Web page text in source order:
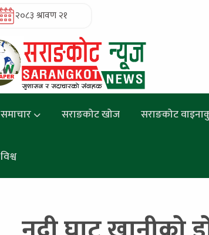
२०८३ श्रावण २१
समाचार सराङकोट खोज सराङकोट
विश्व